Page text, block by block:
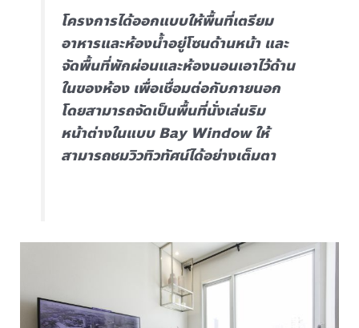
โครงการได้ออกแบบให้พื้นที่เตรียม
อาหารและห้องน้ำอยู่โซนด้านหน้า และ
จัดพื้นที่พักผ่อนและห้องนอนเอาไว้ด้าน
ในของห้อง เพื่อเชื่อมต่อกับภายนอก
โดยสามารถจัดเป็นพื้นที่นั่งเล่นริม
หน้าต่างในแบบ Bay Window ให้
สามารถชมวิวทิวทัศน์ได้อย่างเต็มตา